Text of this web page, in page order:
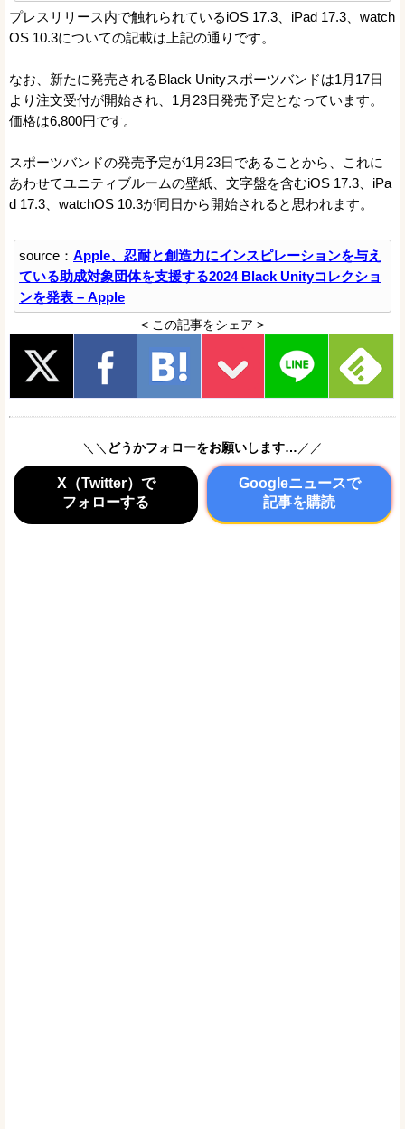
プレスリリース内で触れられているiOS 17.3、iPad 17.3、watch
OS 10.3についての記載は上記の通りです。
なお、新たに発売されるBlack Unityスポーツバンドは1月17日
より注文受付が開始され、1月23日発売予定となっています。
価格は6,800円です。
スポーツバンドの発売予定が1月23日であることから、これに
あわせてユニティブルームの壁紙、文字盤を含むiOS 17.3、iPa
d 17.3、watchOS 10.3が同日から開始されると思われます。
source： Apple、忍耐と創造力にインスピレーションを与え
ている助成対象団体を支援する2024 Black Unityコレクショ
ンを発表 – Apple
< この記事をシェア >
＼＼ どうかフォローをお願いします…／／
X（Twitter）で
フォローする
Googleニュースで
記事を購読